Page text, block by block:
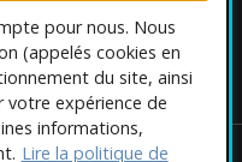
pour nous. Nous
(appelés cookies en
du site, ainsi
votre expérience de
informations,
Lire la politique de